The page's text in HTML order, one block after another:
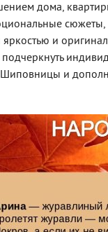
дома,
и
и